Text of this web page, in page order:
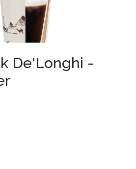
De'Longhi -